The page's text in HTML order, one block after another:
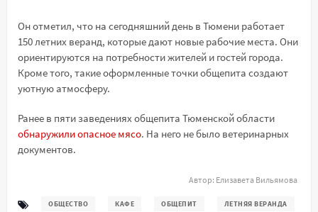
Он отметил, что на сегодняшний день в Тюмени работает
150 летних веранд, которые дают новые рабочие места. Они
ориентируются на потребности жителей и гостей города.
Кроме того, такие оформленные точки общепита создают
уютную атмосферу.
Ранее в пяти заведениях общепита Тюменской области
обнаружили опасное мясо. На него не было ветеринарных
документов.
ОБЩЕСТВО КАФЕ ОБЩЕПИТ ЛЕТНЯЯ ВЕРАНДА
Автор: Елизавета Вильямова